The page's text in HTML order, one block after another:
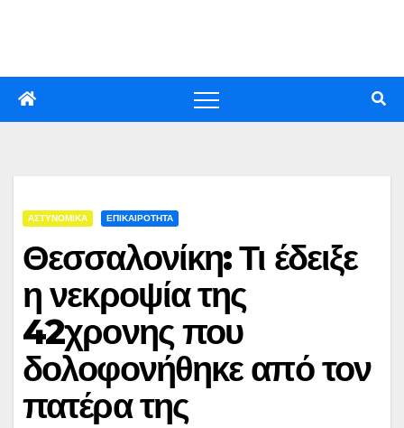
ΑΣΤΥΝΟΜΙΚΑ ΕΠΙΚΑΙΡΟΤΗΤΑ
Θεσσαλονίκη: Τι έδειξε
η νεκροψία της
42χρονης που
δολοφονήθηκε από τον
πατέρα της